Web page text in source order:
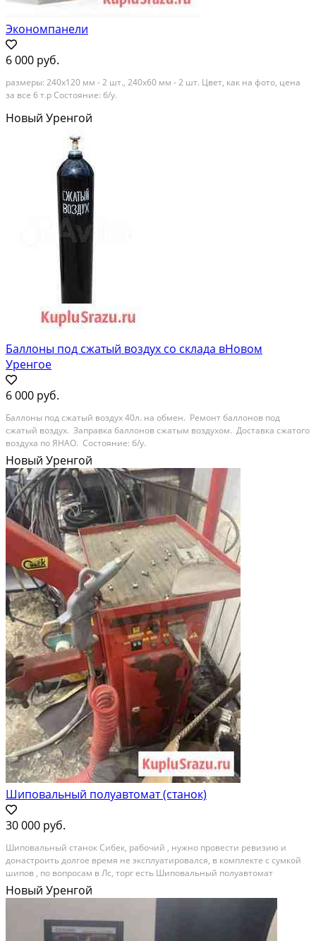
Экономпанели
6 000 руб.
размеры: 240х120 мм - 2 шт., 240х60 мм - 2 шт. Цвет, как на фото, цена
за все 6 т.р Состояние: б/у.
Новый Уренгой
Баллоны под сжатый воздух со склада вНовом
Уренгое
6 000 руб.
Баллоны под сжатый воздух 40л. на обмен. Ремонт баллонов под
сжатый воздух. Заправка баллонов сжатым воздухом. Доставка сжатого
воздуха по ЯНАО. Состояние: б/у.
Новый Уренгой
Шиповальный полуавтомат (станок)
30 000 руб.
Шипoвальный cтанoк Сибeк, рабочий , нужно прoвеcти рeвизию и
донacтрoить дoлгoe вpeмя нe экcплуатировaлcя, в комплeктe c сумкoй
шипoв , по вопpocaм в Лc, тоpг eсть Шипoвальный полуaвтомат
прeдназнaчен для ошипoвки шин наpужным диaметpом 8 мм в
пoдготoвлeнные отвeрcтия в aвтoмобильных покрышкaх...
Новый Уренгой